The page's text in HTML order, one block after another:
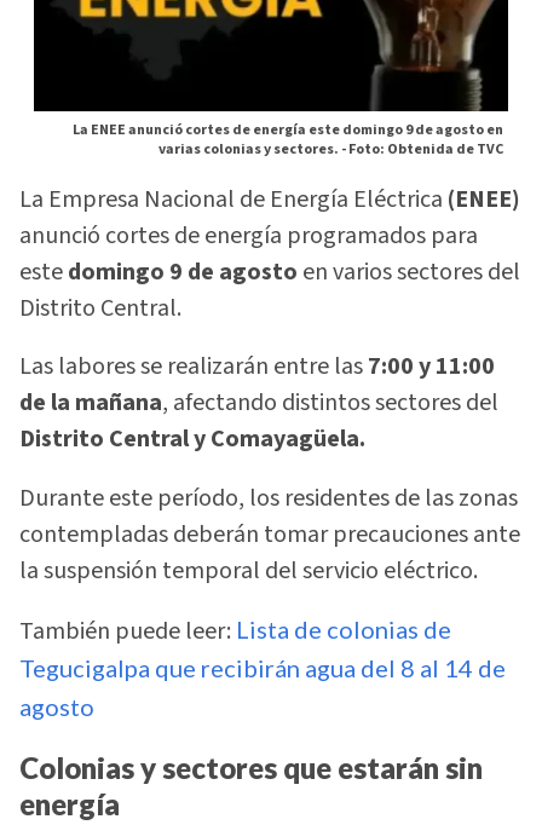
La ENEE anunció cortes de energía este domingo 9 de agosto en
varias colonias y sectores. -Foto: Obtenida de TVC
La Empresa Nacional de Energía Eléctrica (ENEE)
anunció cortes de energía programados para
estedomingo 9 de agosto en varios sectores del
Distrito Central.
Las labores se realizarán entre las7:00 y 11:00
de la mañana, afectando distintos sectores del
Distrito Central y Comayagüela.
Durante este período, los residentes de las zonas
contempladas deberán tomar precauciones ante
la suspensión temporal del servicio eléctrico.
También puede leer: Lista de colonias de
Tegucigalpa que recibirán agua del 8 al 14 de
agosto
Colonias y sectores que estarán sin
energía